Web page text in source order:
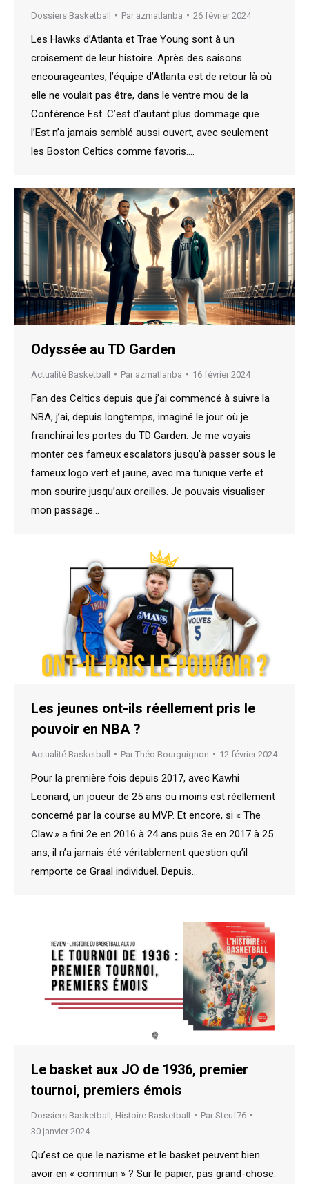
Dossiers Basketball Par azmatlanba 26 février 2024
Les Hawks d’Atlanta et Trae Young sont à un
croisement de leur histoire. Après des saisons
encourageantes, l’équipe d’Atlanta est de retour là où
elle ne voulait pas être, dans le ventre mou de la
Conférence Est. C’est d’autant plus dommage que
l’Est n’a jamais semblé aussi ouvert, avec seulement
les Boston Celtics comme favoris.…
Odyssée au TD Garden
Actualité Basketball Par azmatlanba 16 février 2024
Fan des Celtics depuis que j’ai commencé à suivre la
NBA, j’ai, depuis longtemps, imaginé le jour où je
franchirai les portes du TD Garden. Je me voyais
monter ces fameux escalators jusqu’à passer sous le
fameux logo vert et jaune, avec ma tunique verte et
mon sourire jusqu’aux oreilles. Je pouvais visualiser
mon passage…
Les jeunes ont-ils réellement pris le
pouvoir en NBA ?
Actualité Basketball Par Théo Bourguignon 12 février 2024
Pour la première fois depuis 2017, avec Kawhi
Leonard, un joueur de 25 ans ou moins est réellement
concerné par la course au MVP. Et encore, si « The
Claw » a fini 2e en 2016 à 24 ans puis 3e en 2017 à 25
ans, il n’a jamais été véritablement question qu’il
remporte ce Graal individuel. Depuis…
Le basket aux JO de 1936, premier
tournoi, premiers émois
Dossiers Basketball Histoire Basketball Par Steuf76
30 janvier 2024
Qu’est ce que le nazisme et le basket peuvent bien
avoir en « commun » ? Sur le papier, pas grand-chose.